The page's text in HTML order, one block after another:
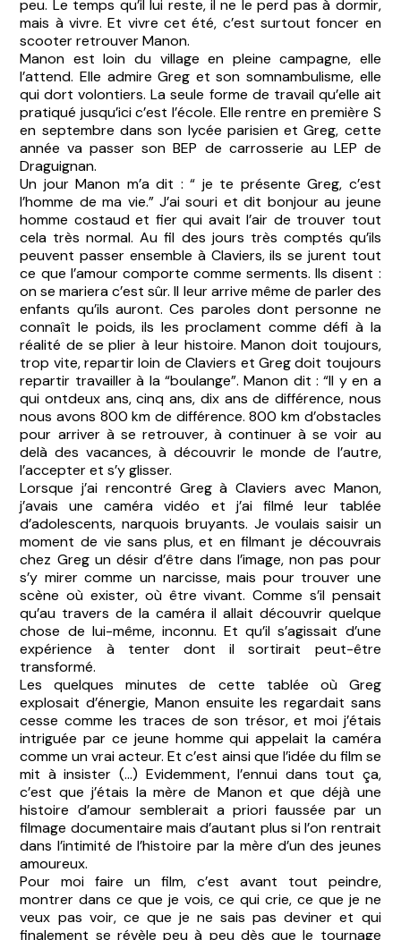
peu. Le temps qu’il lui reste, il ne le perd pas à dormir,
mais à vivre. Et vivre cet été, c’est surtout foncer en
scooter retrouver Manon.
Manon est loin du village en pleine campagne, elle
l’attend. Elle admire Greg et son somnambulisme, elle
qui dort volontiers. La seule forme de travail qu’elle ait
pratiqué jusqu’ici c’est l’école. Elle rentre en première S
en septembre dans son lycée parisien et Greg, cette
année va passer son BEP de carrosserie au LEP de
Draguignan.
Un jour Manon m’a dit : “ je te présente Greg, c’est
l’homme de ma vie.” J’ai souri et dit bonjour au jeune
homme costaud et fier qui avait l’air de trouver tout
cela très normal. Au fil des jours très comptés qu’ils
peuvent passer ensemble à Claviers, ils se jurent tout
ce que l’amour comporte comme serments. Ils disent :
on se mariera c’est sûr. Il leur arrive même de parler des
enfants qu’ils auront. Ces paroles dont personne ne
connaît le poids, ils les proclament comme défi à la
réalité de se plier à leur histoire. Manon doit toujours,
trop vite, repartir loin de Claviers et Greg doit toujours
repartir travailler à la “boulange”. Manon dit : “Il y en a
qui ontdeux ans, cinq ans, dix ans de différence, nous
nous avons 800 km de différence. 800 km d’obstacles
pour arriver à se retrouver, à continuer à se voir au
delà des vacances, à découvrir le monde de l’autre,
l’accepter et s’y glisser.
Lorsque j’ai rencontré Greg à Claviers avec Manon,
j’avais une caméra vidéo et j’ai filmé leur tablée
d’adolescents, narquois bruyants. Je voulais saisir un
moment de vie sans plus, et en filmant je découvrais
chez Greg un désir d’être dans l’image, non pas pour
s’y mirer comme un narcisse, mais pour trouver une
scène où exister, où être vivant. Comme s’il pensait
qu’au travers de la caméra il allait découvrir quelque
chose de lui-même, inconnu. Et qu’il s’agissait d’une
expérience à tenter dont il sortirait peut-être
transformé.
Les quelques minutes de cette tablée où Greg
explosait d’énergie, Manon ensuite les regardait sans
cesse comme les traces de son trésor, et moi j’étais
intriguée par ce jeune homme qui appelait la caméra
comme un vrai acteur. Et c’est ainsi que l’idée du film se
mit à insister (...) Evidemment, l’ennui dans tout ça,
c’est que j’étais la mère de Manon et que déjà une
histoire d’amour semblerait a priori faussée par un
filmage documentaire mais d’autant plus si l’on rentrait
dans l’intimité de l’histoire par la mère d’un des jeunes
amoureux.
Pour moi faire un film, c’est avant tout peindre,
montrer dans ce que je vois, ce qui crie, ce que je ne
veux pas voir, ce que je ne sais pas deviner et qui
finalement se révèle peu à peu dès que le tournage